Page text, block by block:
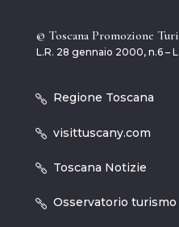
© Toscana Promozione
L.R. 28 gennaio 2000, n.6 –
Regione Toscana
visittuscany.com
Toscana Notizie
Osservatorio turismo